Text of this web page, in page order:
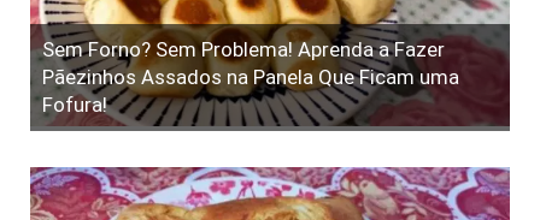
Sem Forno? Sem Problema! Aprenda a Fazer
Pãezinhos Assados na Panela Que Ficam uma
Fofura!